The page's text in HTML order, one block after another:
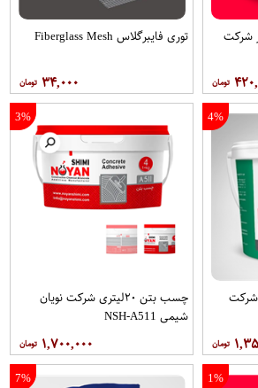
شرکت
توری فایبرگلاس Fiberglass Mesh
۳۴,۰۰۰
4%
شرکت
3%
چسب بتن ۲۰لیتری شرکت نویان
شیمی NSH-A511
۱,۷۰۰,۰۰۰
1%
7%